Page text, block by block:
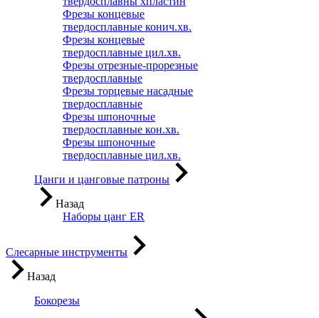
Фрезы концевые
твердосплавные конич.хв.
Фрезы концевые
твердосплавные цил.хв.
Фрезы отрезные-прорезные
твердосплавные
Фрезы торцевые насадные
твердосплавные
Фрезы шпоночные
твердосплавные кон.хв.
Фрезы шпоночные
твердосплавные цил.хв.
Цанги и цанговые патроны
Назад
Наборы цанг ER
Слесарные инструменты
Назад
Бокорезы